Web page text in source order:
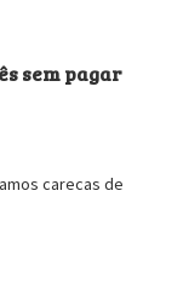
sem pagar
carecas de